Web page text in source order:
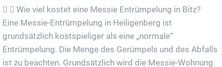
Wie viel kostet eine Messie Entrümpelung in Bitz?
Eine Messie-Entrümpelung in Heiligenberg ist
grundsätzlich kostspieliger als eine „normale“
Entrümpelung. Die Menge des Gerümpels und des Abfalls
ist zu beachten. Grundsätzlich wird die Messie-Wohnung